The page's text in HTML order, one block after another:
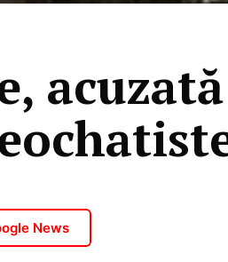
acuzată
News